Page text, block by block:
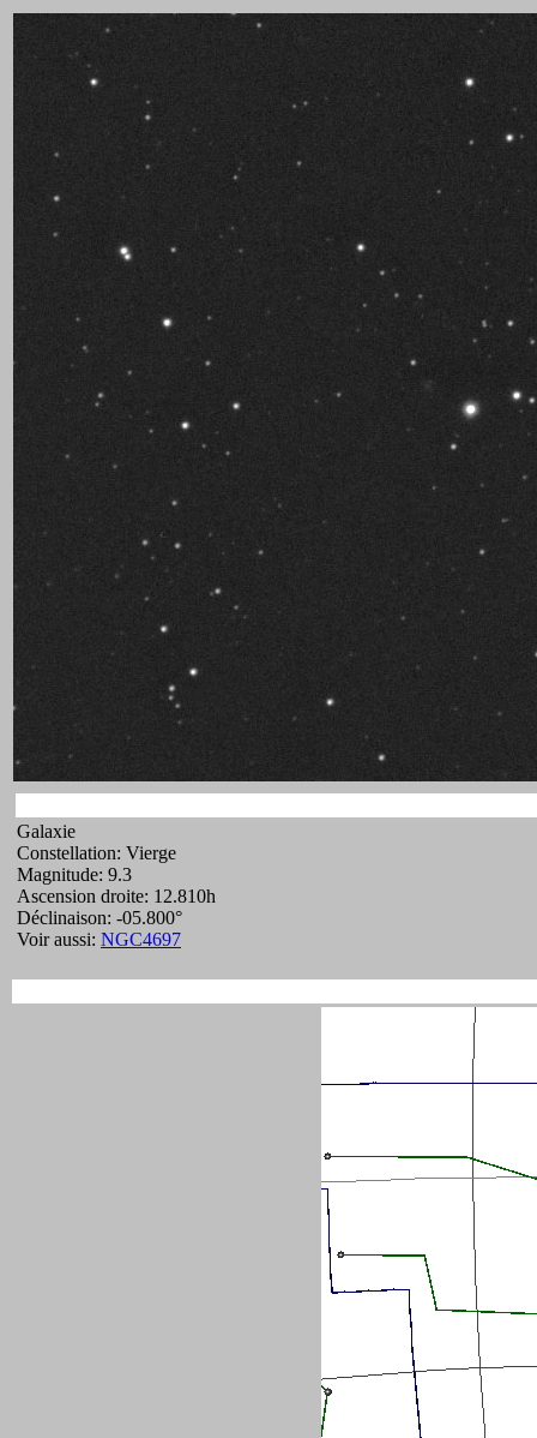
Galaxie
Constellation: Vierge
Magnitude: 9.3
Ascension droite: 12.810h
Déclinaison: -05.800°
Voir aussi: NGC4697